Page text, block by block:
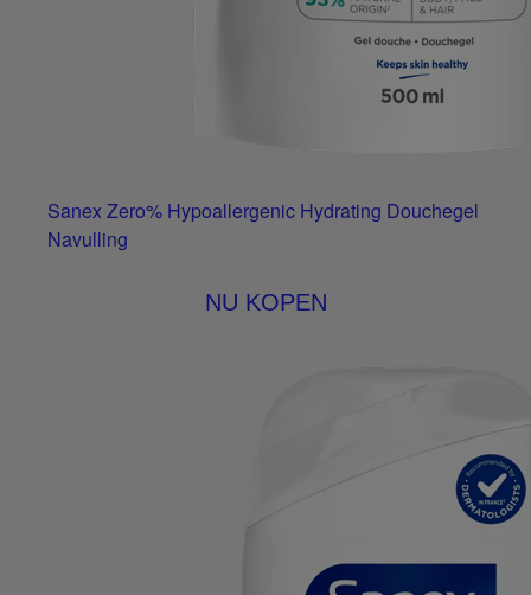
Sanex Zero% Hypoallergenic Hydrating Douchegel
Navulling
NU KOPEN